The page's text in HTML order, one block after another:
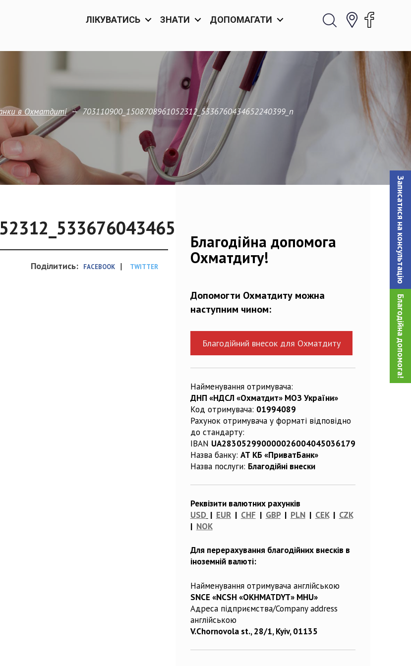
Записатися на консультацiю
Благодійна допомога!
ЛІКУВАТИСЬ ЗНАТИ ДОПОМАГАТИ
в Охматдиті — 703110900_1508708961052312_5336760434652240399_n
Поділитись: FACEBOOK | TWITTER
Благодійна допомога
Охматдиту!
Допомогти Охматдиту можна
наступним чином:
Благодійний внесок для Охматдиту
Найменування отримувача:
ДНП «НДСЛ «Охматдит» МОЗ України»
Код отримувача: 01994089
Рахунок отримувача у форматі відповідно
до стандарту:
IBAN UA283052990000026004045036179
Назва банку: АТ КБ «ПриватБанк»
Назва послуги: Благодійні внески
Реквізити валютних рахунків
USD | EUR| CHF | GBP| PLN| CEK| CZK
| NOK
Для перерахування благодійних внесків в
іноземній валюті:
Найменування отримувача англійською
SNCE «NCSH «OKHMATDYT» MHU»
Адреса підприємства/Company address
англійською
V.Chornovola st., 28/1, Kyiv, 01135